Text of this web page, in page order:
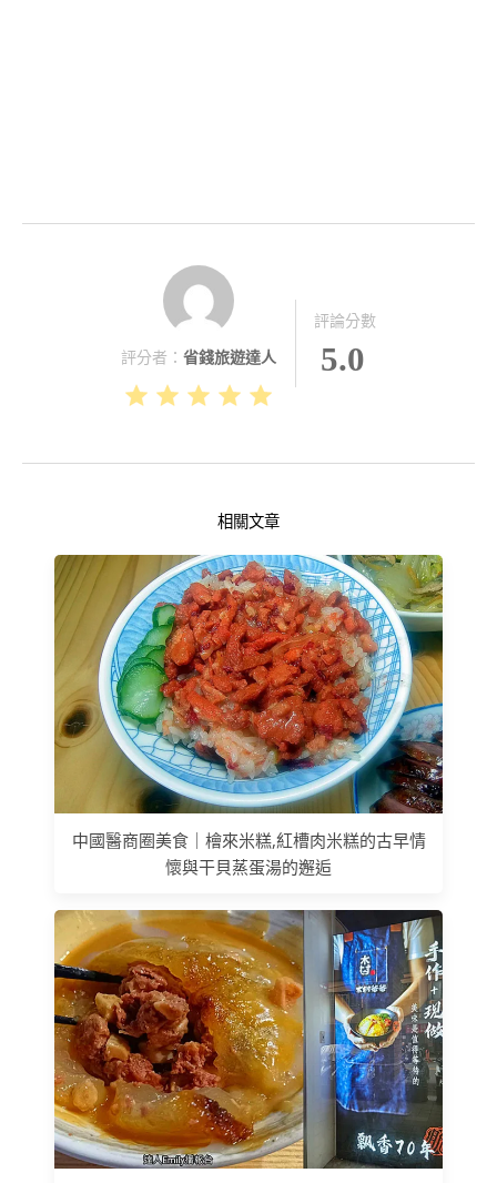
評分者： 省錢旅遊達人
評論分數
5.0
相關文章
中國醫商圈美食｜檜來米糕,紅槽肉米糕的古早情
懷與干貝蒸蛋湯的邂逅